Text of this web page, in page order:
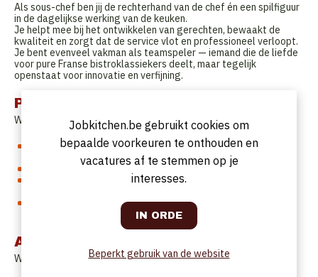
Als sous-chef ben jij de rechterhand van de chef én een spilfiguur
in de dagelijkse werking van de keuken.
Je helpt mee bij het ontwikkelen van gerechten, bewaakt de
kwaliteit en zorgt dat de service vlot en professioneel verloopt.
Je bent evenveel vakman als teamspeler — iemand die de liefde
voor pure Franse bistroklassiekers deelt, maar tegelijk
openstaat voor innovatie en verfijning.
Profiel
Wie jij bent
Een sous-chef of ervaren demi-chef met passie voor Franse
bistrokeuken
Iemand met oog voor detail, smaak en timing
Je houdt van structuur en teamwork, maar ook van tempo en
Je denkt vooruit, neemt verantwoordelijkheid en wil samen
groeien met een nieuw concept
Aanbod
Wat wij bieden
Jobkitchen.be gebruikt cookies om
bepaalde voorkeuren te onthouden en
vacatures af te stemmen op je
interesses.
Beperkt gebruik van de website